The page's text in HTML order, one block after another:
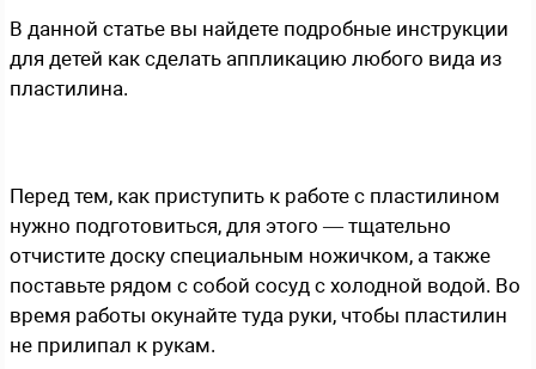
В данной статье вы найдете подробные инструкции
для детей как сделать аппликацию любого вида из
пластилина.
Перед тем, как приступить к работе с пластилином
нужно подготовиться, для этого — тщательно
отчистите доску специальным ножичком, а также
поставьте рядом с собой сосуд с холодной водой. Во
время работы окунайте туда руки, чтобы пластилин
не прилипал к рукам.